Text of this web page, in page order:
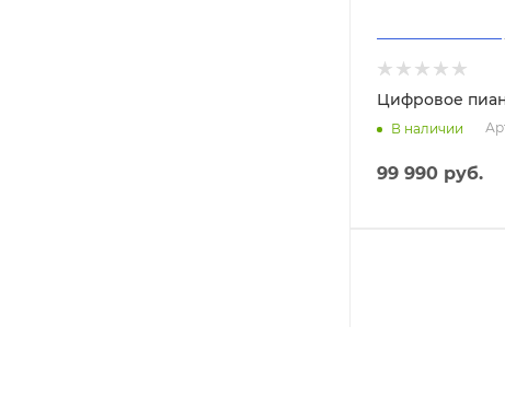
99 990руб.